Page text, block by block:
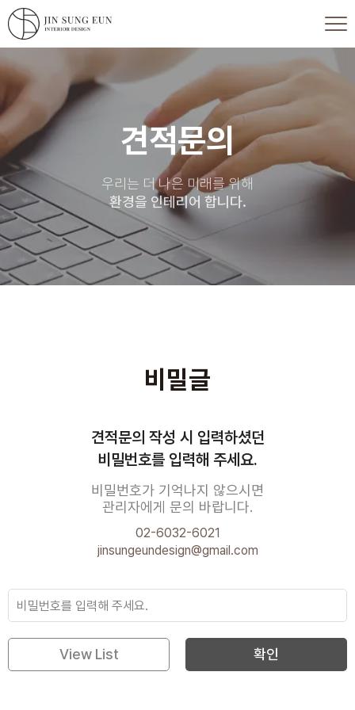
견적문의
우리는 더 나은 미래를 위해
환경을 인테리어 합니다.
비밀글
견적문의 작성 시 입력하셨던
비밀번호를 입력해 주세요.
비밀번호가 기억나지 않으시면
관리자에게 문의 바랍니다.
02-6032-6021
jinsungeundesign@gmail.com
View List 확인